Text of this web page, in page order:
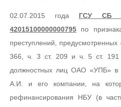
02.07.2015 года ГСУ СБ
42015100000000795 по
преступлений, предусмотренных
366, ч. 3 ст. 209 и ч. 5 ст.
должностных лиц ОАО «УПБ» в
А.И. и его компании, на
рефинансирования НБУ (в